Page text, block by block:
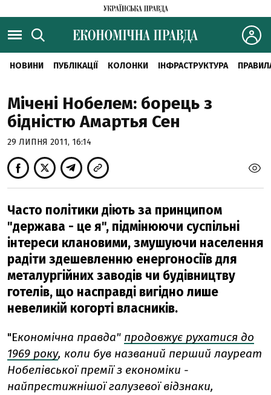
НОВИНИ ПУБЛІКАЦІЇ КОЛОНКИ ІНФРАСТРУКТУРА
Мічені Нобелем: борець з
бідністю Амартья Сен
29 ЛИПНЯ 2011, 16:14
Часто політики діють за принципом
"держава - це я", підмінюючи суспільні
інтереси клановими, змушуючи населення
радіти здешевленню енергоносіїв для
металургійних заводів чи будівництву
готелів, що насправді вигідно лише
невеликій когорті власників.
"Економічна правда" продовжує рухатися до
1969 року, коли був названий перший лауреат
Нобелівської премії з економіки -
найпрестижнішої галузевої відзнаки,